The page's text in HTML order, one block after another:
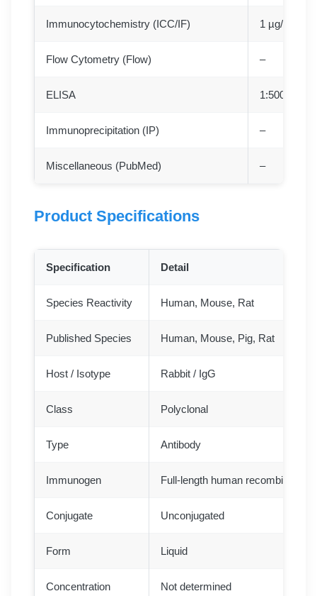
Immunocytochemistry (ICC/IF) 1 µg/mL
Flow Cytometry (Flow) –
ELISA
Immunoprecipitation (IP) –
Miscellaneous (PubMed) –
Product Specifications
Specification Detail
Species Reactivity Human, Mouse, Rat
Published Species Human, Mouse, Pig, Rat
Host / Isotype Rabbit / IgG
Class Polyclonal
Type Antibody
Immunogen Full-length human recombinant
Conjugate Unconjugated
Form Liquid
Concentration Not determined